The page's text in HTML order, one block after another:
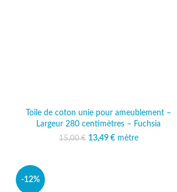
Toile de coton unie pour ameublement –
Largeur 280 centimètres – Fuchsia
15,00€
Le prix initial était :
13,49 € Le prix actuel est :
mètre
-12%